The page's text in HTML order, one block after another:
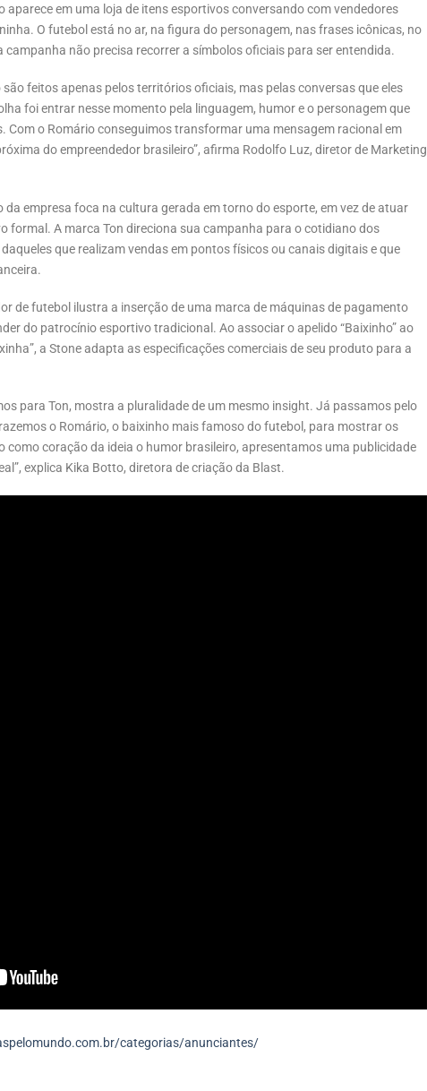
em uma loja de itens esportivos conversando com vendedores
O futebol está no ar, na figura do personagem, nas frases icônicas, no
campanha não precisa recorrer a símbolos oficiais para ser entendida.
feitos apenas pelos territórios oficiais, mas pelas conversas que eles
foi entrar nesse momento pela linguagem, humor e o personagem que
Com o Romário conseguimos transformar uma mensagem racional em
do empreendedor brasileiro”, afirma Rodolfo Luz, diretor de Marketing
empresa foca na cultura gerada em torno do esporte, em vez de atuar
formal. A marca Ton direciona sua campanha para o cotidiano dos
que realizam vendas em pontos físicos ou canais digitais e que
de futebol ilustra a inserção de uma marca de máquinas de pagamento
do patrocínio esportivo tradicional. Ao associar o apelido “Baixinho” ao
a Stone adapta as especificações comerciais de seu produto para a
para Ton, mostra a pluralidade de um mesmo insight. Já passamos pelo
o Romário, o baixinho mais famoso do futebol, para mostrar os
como coração da ideia o humor brasileiro, apresentamos uma publicidade
explica Kika Botto, diretora de criação da Blast.
categorias/anunciantes/